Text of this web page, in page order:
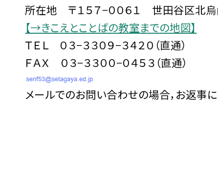
所在地 〒１５７−００６１ 世田谷区北烏
【→きこえとことばの教室までの地図】
ＴＥＬ ０３−３３０９−３４２０（直通）
ＦＡＸ ０３−３３００−０４５３（直通）
メールでのお問い合わせの場合，お返事